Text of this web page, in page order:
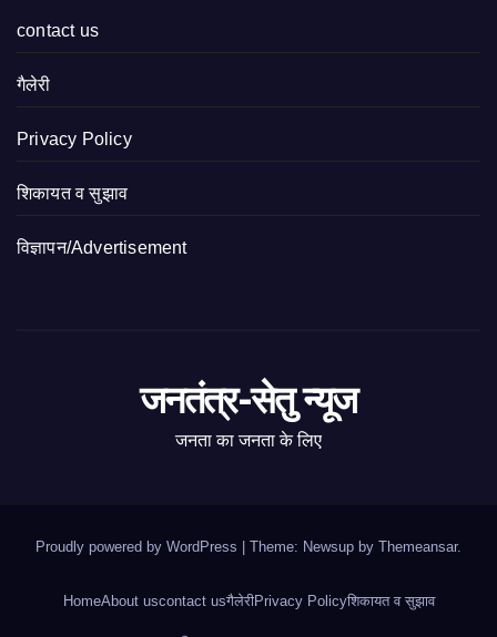
contact us
गैलेरी
Privacy Policy
शिकायत व सुझाव
विज्ञापन/Advertisement
जनतंत्र-सेतु न्यूज
जनता का जनता के लिए
Proudly powered by WordPress Theme: Newsup by Themeansar.
HomeAbout uscontact usगैलेरीPrivacy Policyशिकायत व सुझाव